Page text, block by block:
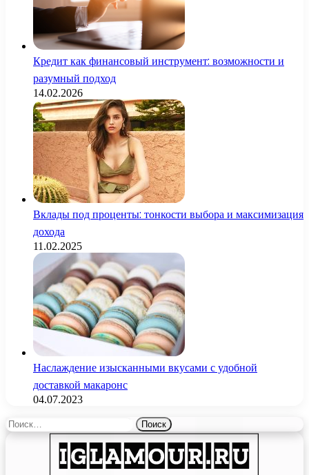
Кредит как финансовый инструмент: возможности и
разумный подход
14.02.2026
Вклады под проценты: тонкости выбора и максимизация
дохода
11.02.2025
Наслаждение изысканными вкусами с удобной
доставкой макаронс
04.07.2023
Найти: